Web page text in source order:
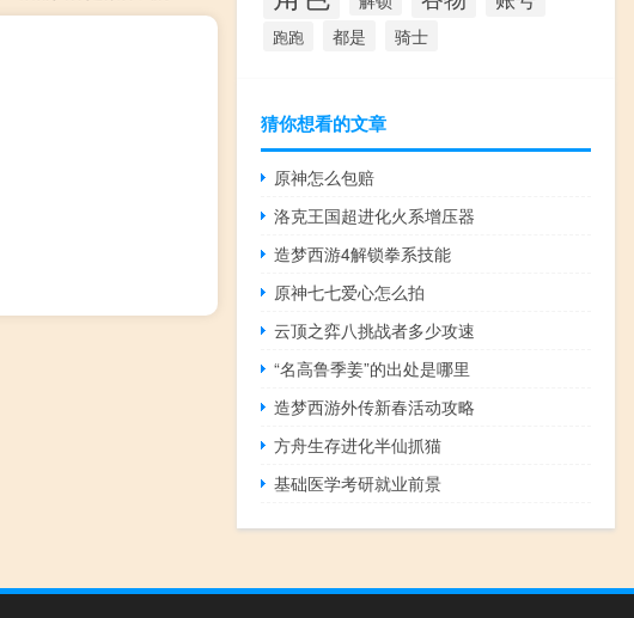
跑跑 都是 骑士
猜你想看的文章
原神怎么包赔
洛克王国超进化火系增压器
造梦西游4解锁拳系技能
原神七七爱心怎么拍
云顶之弈八挑战者多少攻速
“名高鲁季姜”的出处是哪里
造梦西游外传新春活动攻略
方舟生存进化半仙抓猫
基础医学考研就业前景